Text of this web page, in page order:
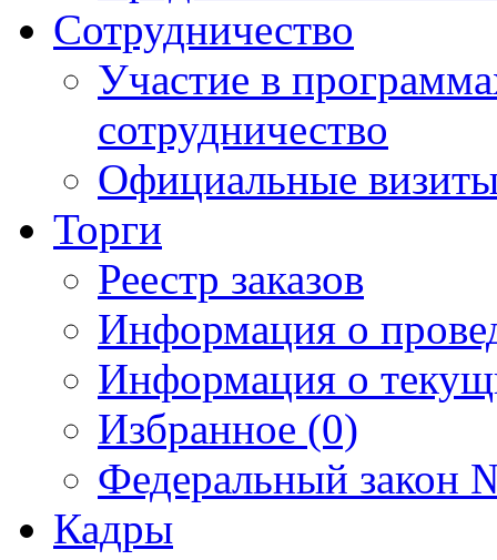
Сотрудничество
Участие в
сотрудничество
Официальные
Торги
Реестр заказов
Информация о
Информация о
Избранное (0)
Федеральный закон
Кадры